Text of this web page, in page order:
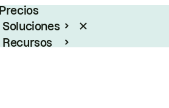
Precios
Soluciones
Recursos